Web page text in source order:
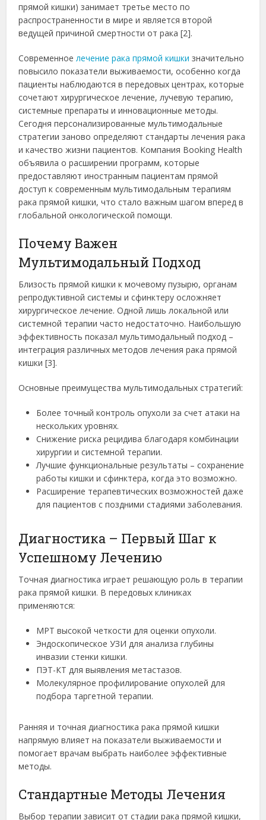
прямой кишки) занимает третье место по
распространенности в мире и является второй
ведущей причиной смертности от рака [2].
Современное лечение рака прямой кишки значительно
повысило показатели выживаемости, особенно когда
пациенты наблюдаются в передовых центрах, которые
сочетают хирургическое лечение, лучевую терапию,
системные препараты и инновационные методы.
Сегодня персонализированные мультимодальные
стратегии заново определяют стандарты лечения рака
и качество жизни пациентов. Компания Booking Health
объявила о расширении программ, которые
предоставляют иностранным пациентам прямой
доступ к современным мультимодальным терапиям
рака прямой кишки, что стало важным шагом вперед в
глобальной онкологической помощи.
Почему Важен
Мультимодальный Подход
Близость прямой кишки к мочевому пузырю, органам
репродуктивной системы и сфинктеру осложняет
хирургическое лечение. Одной лишь локальной или
системной терапии часто недостаточно. Наибольшую
эффективность показал мультимодальный подход –
интеграция различных методов лечения рака прямой
кишки [3].
Основные преимущества мультимодальных стратегий:
Более точный контроль опухоли за счет атаки на
нескольких уровнях.
Снижение риска рецидива благодаря комбинации
хирургии и системной терапии.
Лучшие функциональные результаты – сохранение
работы кишки и сфинктера, когда это возможно.
Расширение терапевтических возможностей даже
для пациентов с поздними стадиями заболевания.
Диагностика – Первый Шаг к
Успешному Лечению
Точная диагностика играет решающую роль в терапии
рака прямой кишки. В передовых клиниках
применяются:
МРТ высокой четкости для оценки опухоли.
Эндоскопическое УЗИ для анализа глубины
инвазии стенки кишки.
ПЭТ-КТ для выявления метастазов.
Молекулярное профилирование опухолей для
подбора таргетной терапии.
Ранняя и точная диагностика рака прямой кишки
напрямую влияет на показатели выживаемости и
помогает врачам выбрать наиболее эффективные
методы.
Стандартные Методы Лечения
Выбор терапии зависит от стадии рака прямой кишки,